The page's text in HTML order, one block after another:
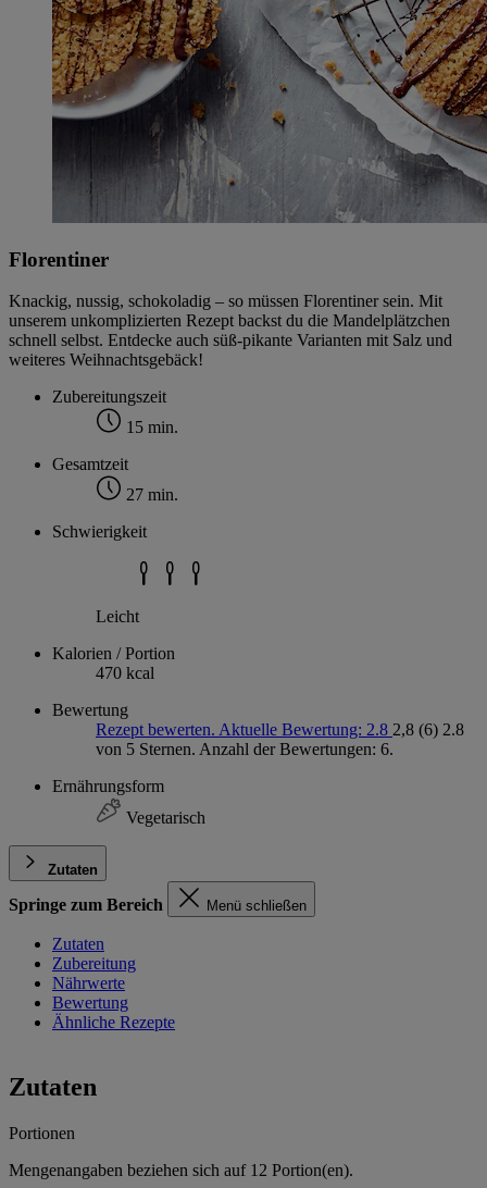
Florentiner
Knackig, nussig, schokoladig – so müssen Florentiner sein. Mit
unserem unkomplizierten Rezept backst du die Mandelplätzchen
schnell selbst. Entdecke auch süß-pikante Varianten mit Salz und
weiteres Weihnachtsgebäck!
Zubereitungszeit
15 min.
Gesamtzeit
27 min.
Schwierigkeit
Leicht
Kalorien / Portion
470 kcal
Bewertung
Rezept bewerten. Aktuelle Bewertung: 2.8 2,8 (6) 2.8
von 5 Sternen. Anzahl der Bewertungen: 6.
Ernährungsform
Vegetarisch
Zutaten
Springe zum Bereich Menü schließen
Zutaten
Zubereitung
Nährwerte
Bewertung
Ähnliche Rezepte
Zutaten
Portionen
Mengenangaben beziehen sich auf 12 Portion(en).